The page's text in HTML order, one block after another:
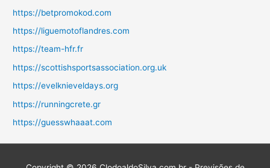
https://betpromokod.com
https://liguemotoflandres.com
https://team-hfr.fr
https://scottishsportsassociation.org.uk
https://evelknieveldays.org
https://runningcrete.gr
https://guesswhaaat.com